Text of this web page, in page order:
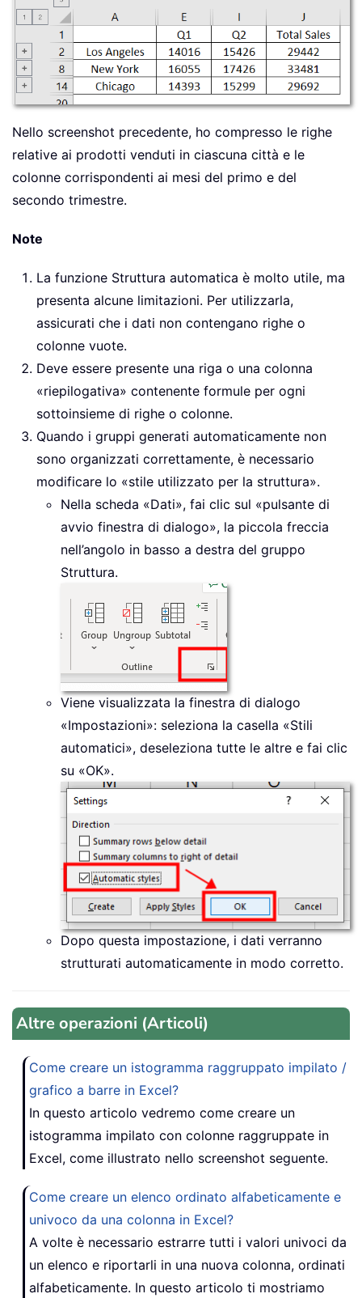
Nello screenshot precedente, ho compresso le righe
relative ai prodotti venduti in ciascuna città e le
colonne corrispondenti ai mesi del primo e del
secondo trimestre.
Note
La funzione Struttura automatica è molto utile, ma
presenta alcune limitazioni. Per utilizzarla,
assicurati che i dati non contengano righe o
colonne vuote.
Deve essere presente una riga o una colonna
«riepilogativa» contenente formule per ogni
sottoinsieme di righe o colonne.
Quando i gruppi generati automaticamente non
sono organizzati correttamente, è necessario
modificare lo «stile utilizzato per la struttura».
Nella scheda «Dati», fai clic sul «pulsante di
avvio finestra di dialogo», la piccola freccia
nell’angolo in basso a destra del gruppo
Struttura.
Viene visualizzata la finestra di dialogo
«Impostazioni»: seleziona la casella «Stili
automatici», deseleziona tutte le altre e fai clic
su «OK».
Dopo questa impostazione, i dati verranno
strutturati automaticamente in modo corretto.
Altre operazioni (Articoli)
Come creare un istogramma raggruppato impilato /
grafico a barre in Excel?
In questo articolo vedremo come creare un
istogramma impilato con colonne raggruppate in
Excel, come illustrato nello screenshot seguente.
Come creare un elenco ordinato alfabeticamente e
univoco da una colonna in Excel?
A volte è necessario estrarre tutti i valori univoci da
un elenco e riportarli in una nuova colonna, ordinati
alfabeticamente. In questo articolo ti mostriamo